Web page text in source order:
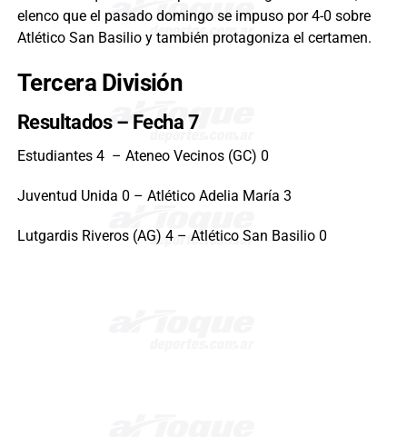
elenco que el pasado domingo se impuso por 4-0 sobre
Atlético San Basilio y también protagoniza el certamen.
Tercera División
Resultados – Fecha 7
Estudiantes 4 – Ateneo Vecinos (GC) 0
Juventud Unida 0 – Atlético Adelia María 3
Lutgardis Riveros (AG) 4 – Atlético San Basilio 0